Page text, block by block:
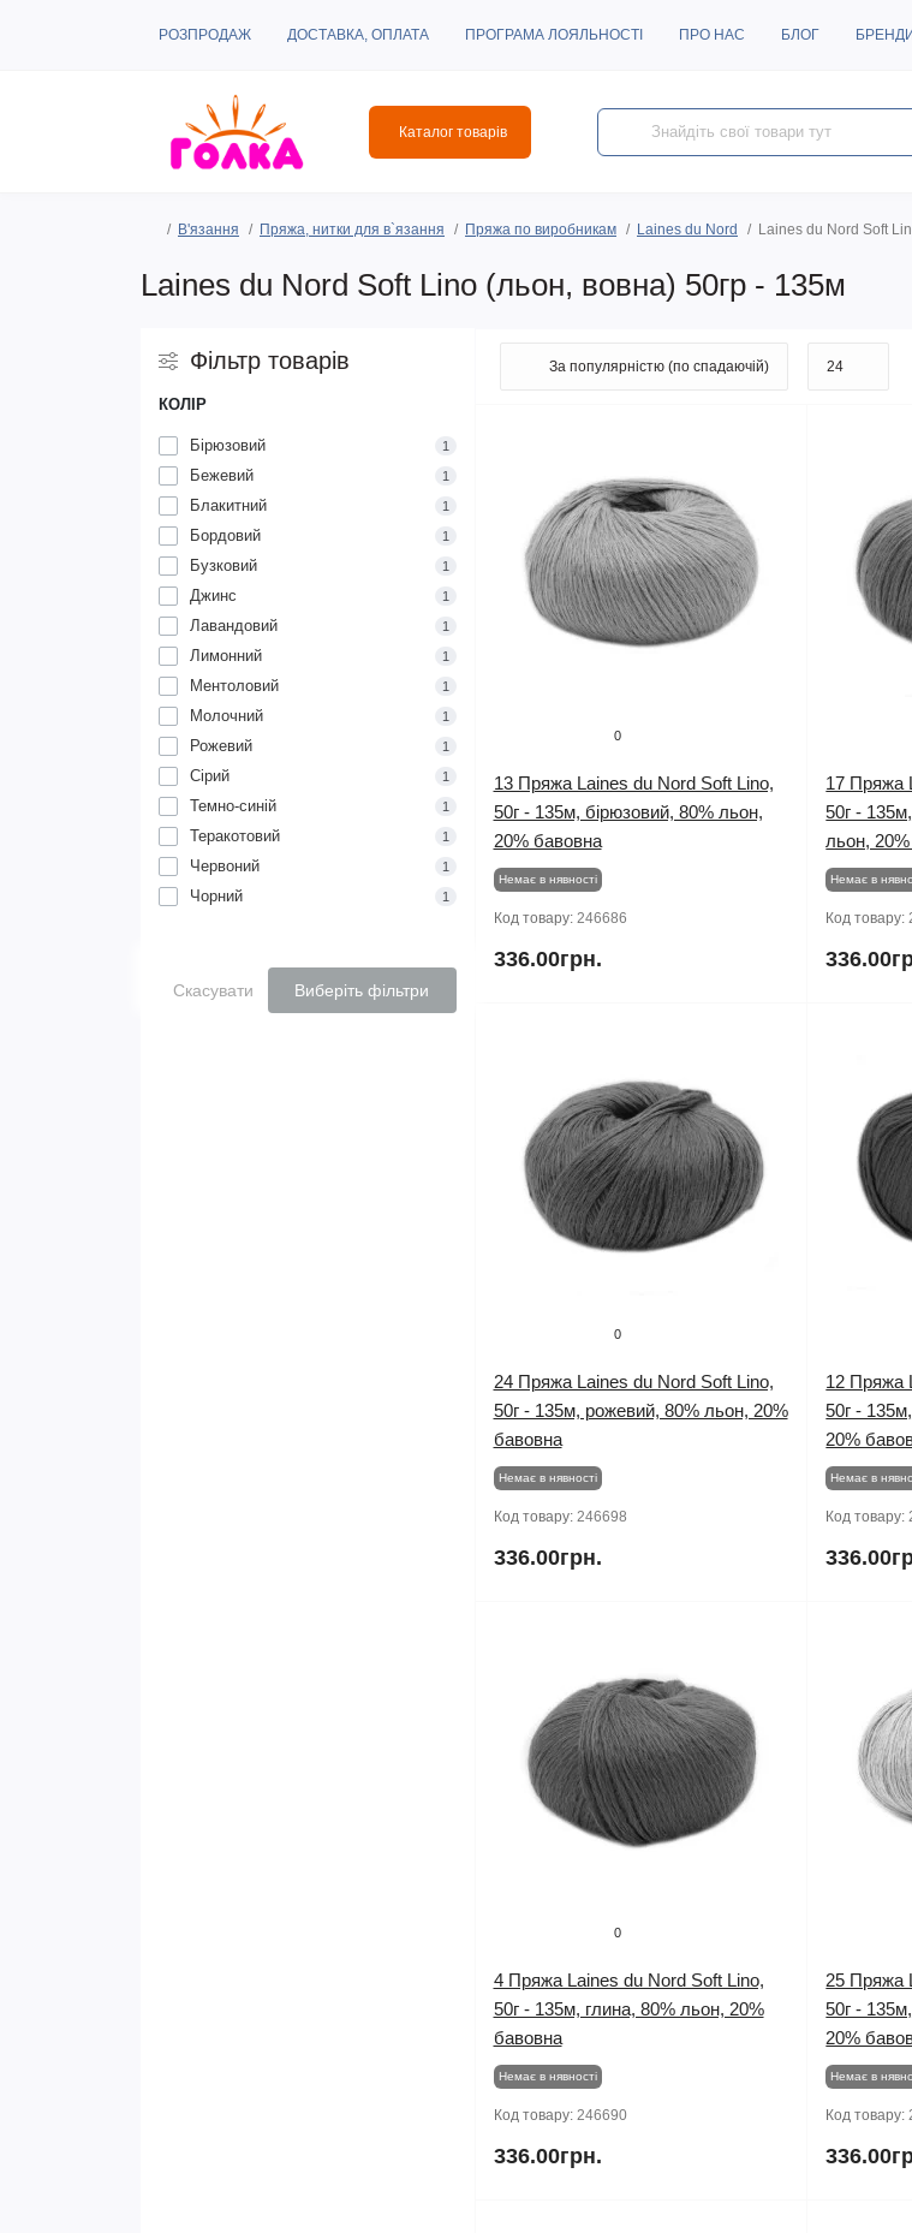
РОЗПРОДАЖ ДОСТАВКА, ОПЛАТА ПРОГРАМА ЛОЯЛЬНОСТІ ПРО НАС БЛОГ БРЕНДИ
Каталог товарів
В'язання Пряжа, нитки для в`язання Пряжа по виробникам Laines du Nord Laines du Nord Soft
Laines du Nord Soft Lino (льон, вовна) 50гр - 135м
Фільтр товарів
КОЛІР
Бірюзовий 1
Бежевий 1
Блакитний 1
Бордовий 1
Бузковий 1
Джинс 1
Лавандовий 1
Лимонний 1
Ментоловий 1
Молочний 1
Рожевий 1
Сірий 1
Темно-синій 1
Теракотовий 1
Червоний 1
Чорний 1
Скасувати Виберіть фільтри
0
13 Пряжа Laines du Nord Soft Lino,
50г - 135м, бірюзовий, 80% льон,
20% бавовна
Немає в нявності
Код товару: 246686
336.00грн.
17 Пряжа
50г -
льон,
Немає в
Код товару:
0
24 Пряжа Laines du Nord Soft Lino,
50г - 135м, рожевий, 80% льон, 20%
бавовна
Немає в нявності
Код товару: 246698
336.00грн.
12 Пряжа
50г -
20%
Немає в
Код товару:
0
4 Пряжа Laines du Nord Soft Lino,
50г - 135м, глина, 80% льон, 20%
бавовна
Немає в нявності
Код товару: 246690
336.00грн.
25 Пряжа
50г -
20%
Немає в
Код товару: